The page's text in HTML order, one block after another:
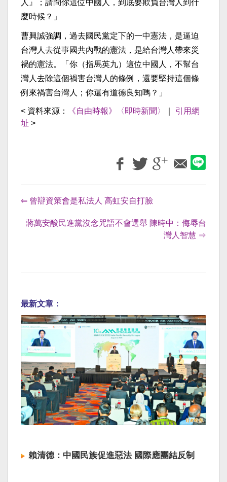
人』；請問你這位中國人，到底要欺負台灣人到什
麼時候？」
曹興誠強調，過去國民黨定下的一中憲法，是逼迫
台灣人去從事國共內戰的憲法，是給台灣人帶來災
禍的憲法。「你（指馬英九）這位中國人，不幫台
灣人去除這個禍害台灣人的條例，還要堅持這個條
例來禍害台灣人；你還有道德良知嗎？」
< 資料來源： 《自由時報》〈即時新聞〉
引用網
址 >
⇐ 曾辯資策會是私法人 高虹安自打臉
蔣萬安酸民進黨沒念咒語不會選舉 陳時中：侮辱台
灣人智慧 ⇒
最新文章：
賴清德：中國民族促進惡法 國際應團結反制